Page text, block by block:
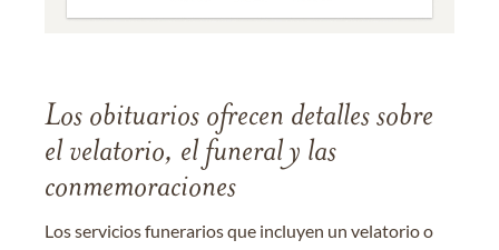
Los obituarios ofrecen detalles sobre
el velatorio, el funeral y las
conmemoraciones
Los servicios funerarios que incluyen un velatorio o